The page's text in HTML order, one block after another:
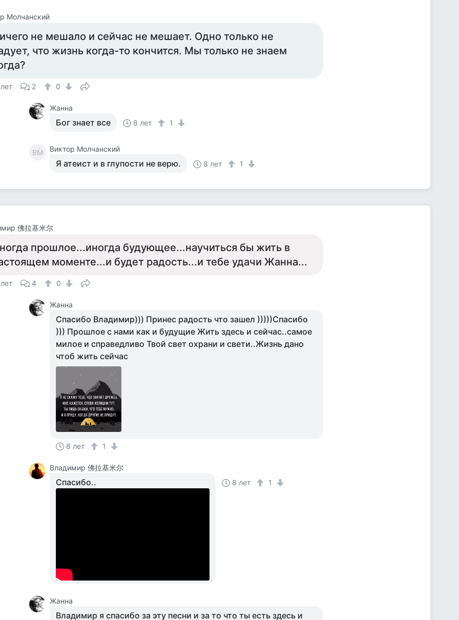
Молчанский
не мешало и сейчас не мешает. Одно только не
что жизнь когда-то кончится. Мы только не знаем
2 0
Жанна
Бог знает все 8 лет 1
ВМ Виктор Молчанский
Я атеист и в глупости не верю. 8 лет 1
佛拉基米尔
прошлое...иногда будующее...научиться бы жить в
моменте...и будет радость...и тебе удачи Жанна...
4 0
Жанна
Спасибо Владимир))) Принес радость что зашел )))))Спасибо
))) Прошлое с нами как и будущие Жить здесь и сейчас..самое
милое и справедливо Твой свет охрани и свети..Жизнь дано
чтоб жить сейчас
8 лет 1
Владимир 佛拉基米尔
Спасибо.. 8 лет 1
Жанна
Владимир я спасибо за эту песни и за то что ты есть здесь и